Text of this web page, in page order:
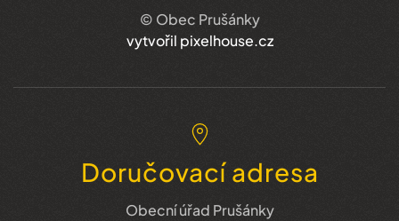
© Obec Prušánky
vytvořil pixelhouse.cz
Doručovací adresa
Obecní úřad Prušánky